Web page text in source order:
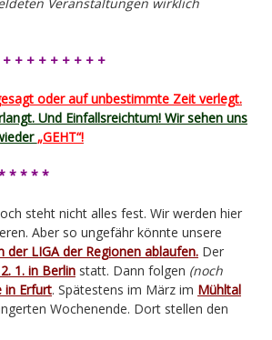
+ + + + + + + +
oder auf unbestimmte Zeit verlegt.
Und Einfallsreichtum! Wir sehen uns
„GEHT“!
* * * *
steht nicht alles fest. Wir werden hier
Aber so ungefähr könnte unsere
der LIGA der Regionen ablaufen. Der
1. in Berlin statt. Dann folgen (noch
in Erfurt. Spätestens im März im Mühltal
Wochenende. Dort stellen den